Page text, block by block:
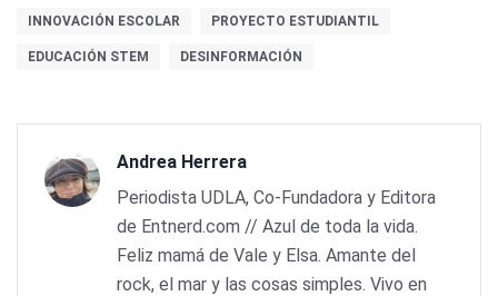
INNOVACIÓN ESCOLAR PROYECTO ESTUDIANTIL
EDUCACIÓN STEM DESINFORMACIÓN
Andrea Herrera
Periodista UDLA, Co-Fundadora y Editora
de Entnerd.com // Azul de toda la vida.
Feliz mamá de Vale y Elsa. Amante del
rock, el mar y las cosas simples. Vivo en